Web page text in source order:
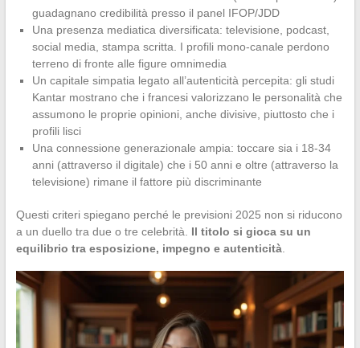
guadagnano credibilità presso il panel IFOP/JDD
Una presenza mediatica diversificata: televisione, podcast,
social media, stampa scritta. I profili mono-canale perdono
terreno di fronte alle figure omnimedia
Un capitale simpatia legato all’autenticità percepita: gli studi
Kantar mostrano che i francesi valorizzano le personalità che
assumono le proprie opinioni, anche divisive, piuttosto che i
profili lisci
Una connessione generazionale ampia: toccare sia i 18-34
anni (attraverso il digitale) che i 50 anni e oltre (attraverso la
televisione) rimane il fattore più discriminante
Questi criteri spiegano perché le previsioni 2025 non si riducono
a un duello tra due o tre celebrità. Il titolo si gioca su un
equilibrio tra esposizione, impegno e autenticità.